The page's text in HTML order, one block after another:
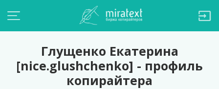
Глущенко Екатерина
[nice.glushchenko] - профиль
копирайтера